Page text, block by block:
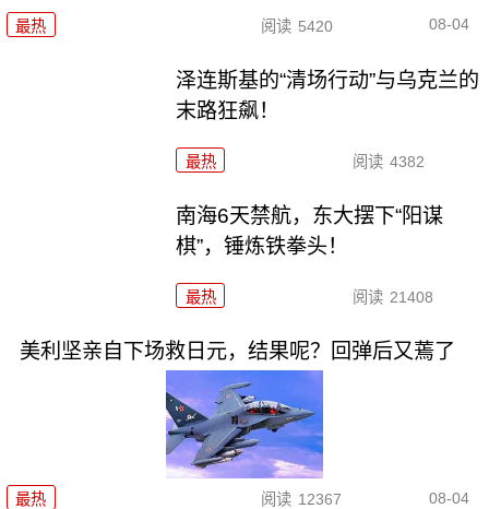
最热 阅读 5420 08-04
泽连斯基的“清场行动”与乌克兰的
末路狂飙！
最热 阅读 4382
南海6天禁航，东大摆下“阳谋
棋”，锤炼铁拳头！
最热 阅读 21408
美利坚亲自下场救日元，结果呢？回弹后又蔫了
最热 阅读 12367 08-04